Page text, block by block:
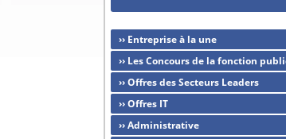
›› Entreprise à la une
›› Les Concours de la fonction
›› Offres des Secteurs Leaders
›› Offres IT
›› Administrative